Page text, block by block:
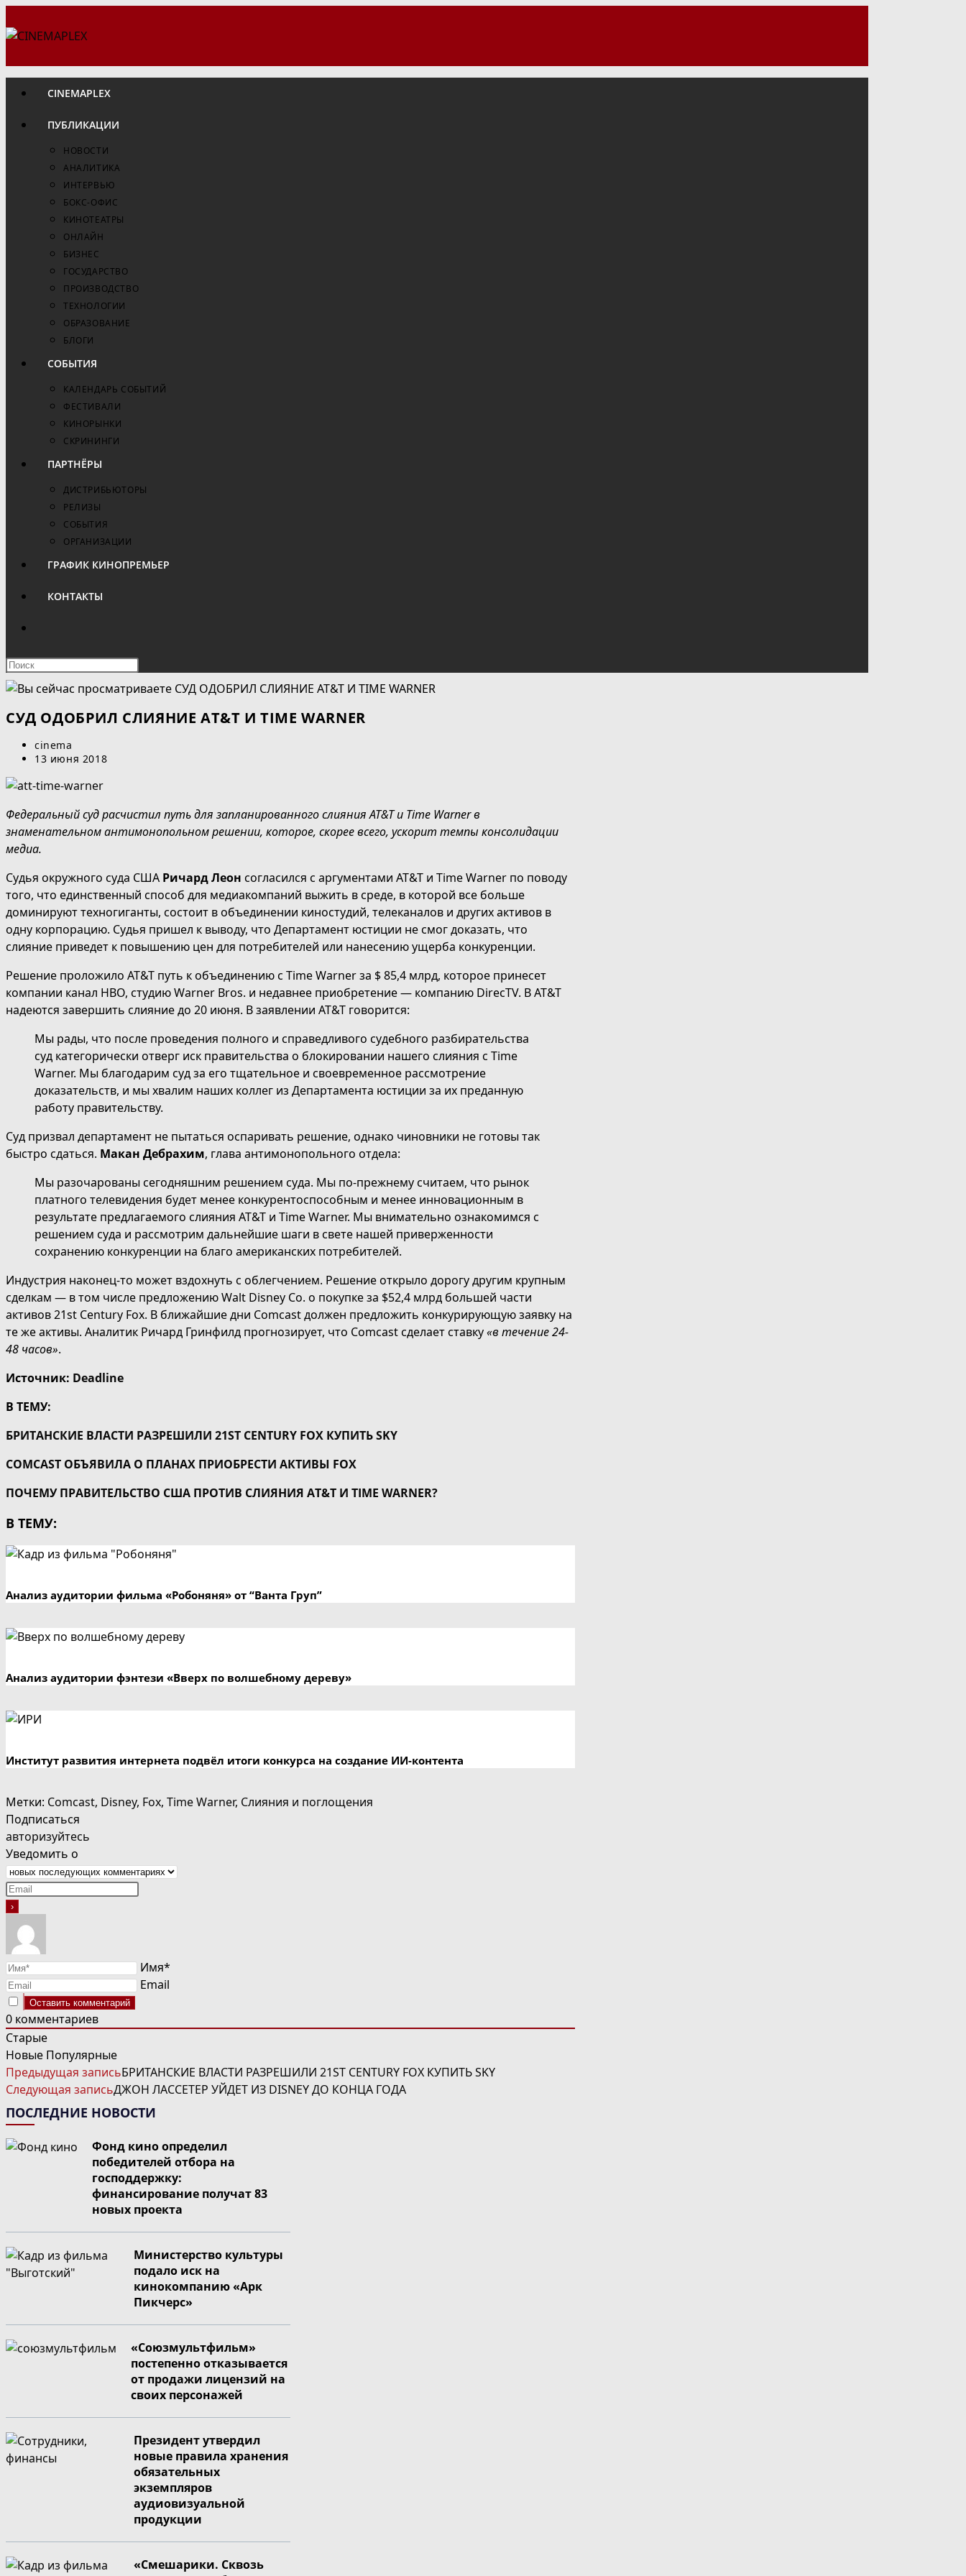
к
CINEMAPLEX
ПУБЛИКАЦИИ
НОВОСТИ
АНАЛИТИКА
ИНТЕРВЬЮ
БОКС-ОФИС
КИНОТЕАТРЫ
ОНЛАЙН
БИЗНЕС
ГОСУДАРСТВО
ПРОИЗВОДСТВО
ТЕХНОЛОГИИ
ОБРАЗОВАНИЕ
БЛОГИ
СОБЫТИЯ
КАЛЕНДАРЬ СОБЫТИЙ
ФЕСТИВАЛИ
КИНОРЫНКИ
СКРИНИНГИ
ПАРТНЁРЫ
ДИСТРИБЬЮТОРЫ
РЕЛИЗЫ
СОБЫТИЯ
ОРГАНИЗАЦИИ
ГРАФИК КИНОПРЕМЬЕР
КОНТАКТЫ
ПОИСК
ПО
ВЕБ-
САЙТУ
Нажмите
клавишу
Escape,
чтобы
СУД ОДОБРИЛ СЛИЯНИЕ AT&T И TIME WARNER
Автор
записи:
cinema
Запись
13 июня 2018
Федеральный суд расчистил путь для запланированного слияния AT&T и Time Warner в
знаменательном антимонопольном решении, которое, скорее всего, ускорит темпы консолидации
медиа.
Судья окружного суда США Ричард Леон согласился с аргументами AT&T и Time Warner по поводу
того, что единственный способ для медиакомпаний выжить в среде, в которой все больше
доминируют техногиганты, состоит в объединении киностудий, телеканалов и других активов в
одну корпорацию. Судья пришел к выводу, что Департамент юстиции не смог доказать, что
слияние приведет к повышению цен для потребителей или нанесению ущерба конкуренции.
Решение проложило AT&T путь к объединению с Time Warner за $ 85,4 млрд, которое принесет
компании канал HBO, студию Warner Bros. и недавнее приобретение — компанию DirecTV. В AT&T
надеются завершить слияние до 20 июня. В заявлении AT&T говорится:
Мы рады, что после проведения полного и справедливого судебного разбирательства
суд категорически отверг иск правительства о блокировании нашего слияния с Time
Warner. Мы благодарим суд за его тщательное и своевременное рассмотрение
доказательств, и мы хвалим наших коллег из Департамента юстиции за их преданную
работу правительству.
Суд призвал департамент не пытаться оспаривать решение, однако чиновники не готовы так
быстро сдаться. Макан Дебрахим, глава антимонопольного отдела:
Мы разочарованы сегодняшним решением суда. Мы по-прежнему считаем, что рынок
платного телевидения будет менее конкурентоспособным и менее инновационным в
результате предлагаемого слияния AT&T и Time Warner. Мы внимательно ознакомимся с
решением суда и рассмотрим дальнейшие шаги в свете нашей приверженности
сохранению конкуренции на благо американских потребителей.
Индустрия наконец-то может вздохнуть с облегчением. Решение открыло дорогу другим крупным
сделкам — в том числе предложению Walt Disney Co. о покупке за $52,4 млрд большей части
активов 21st Century Fox. В ближайшие дни Comcast должен предложить конкурирующую заявку на
те же активы. Аналитик Ричард Гринфилд прогнозирует, что Comcast сделает ставку«в течение 24-
48 часов».
Источник: Deadline
В ТЕМУ:
БРИТАНСКИЕ ВЛАСТИ РАЗРЕШИЛИ 21ST CENTURY FOX КУПИТЬ SKY
COMCAST ОБЪЯВИЛА О ПЛАНАХ ПРИОБРЕСТИ АКТИВЫ FOX
ПОЧЕМУ ПРАВИТЕЛЬСТВО США ПРОТИВ СЛИЯНИЯ AT&T И TIME WARNER?
В ТЕМУ:
Анализ аудитории фильма «Робоняня» от “Ванта Груп”
Анализ аудитории фэнтези «Вверх по волшебному дереву»
Институт развития интернета подвёл итоги конкурса на создание ИИ-контента
Метки: Comcast, Disney, Fox, Time Warner, Слияния и поглощения
Подписаться
авторизуйтесь
Уведомить о
Имя*
Email
0 комментариев
Старые
Новые Популярные
ЧИТАТЬ
ДАЛЕЕ
СТАТЬИ
Предыдущая записьБРИТАНСКИЕ ВЛАСТИ РАЗРЕШИЛИ 21ST CENTURY FOX КУПИТЬ SKY
Следующая записьДЖОН ЛАССЕТЕР УЙДЕТ ИЗ DISNEY ДО КОНЦА ГОДА
ПОСЛЕДНИЕ НОВОСТИ
Фонд кино определил
победителей отбора на
господдержку:
финансирование получат 83
новых проекта
Министерство культуры
подало иск на
кинокомпанию «Арк
Пикчерс»
«Союзмультфильм»
постепенно отказывается
от продажи лицензий на
своих персонажей
Президент утвердил
новые правила хранения
обязательных
экземпляров
аудиовизуальной
продукции
«Смешарики. Сквозь